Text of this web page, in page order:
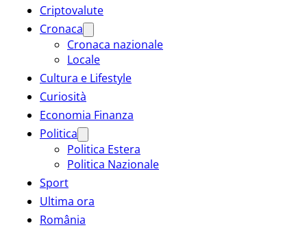
Criptovalute
Cronaca
Cronaca nazionale
Locale
Cultura e Lifestyle
Curiosità
Economia Finanza
Politica
Politica Estera
Politica Nazionale
Sport
Ultima ora
România